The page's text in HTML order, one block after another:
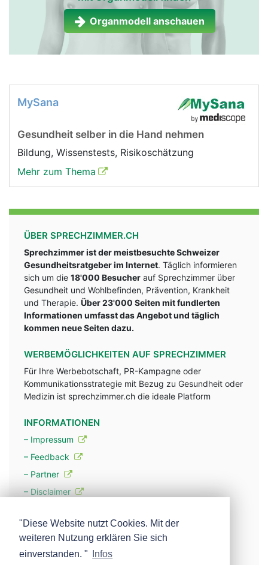
Organmodell anschauen
MySana
Gesundheit selber in die Hand nehmen
Bildung, Wissenstests, Risikoschätzung
Mehr zum Thema
ÜBER SPRECHZIMMER.CH
Sprechzimmer ist der meistbesuchte Schweizer
Gesundheitsratgeber im Internet. Täglich informieren
sich um die 18'000 Besucher auf Sprechzimmer über
Gesundheit und Wohlbefinden, Prävention, Krankheit
und Therapie. Über 23'000 Seiten mit fundlerten
Informationen umfasst das Angebot und täglich
kommen neue Seiten dazu.
WERBEMÖGLICHKEITEN AUF SPRECHZIMMER
Für Ihre Werbebotschaft, PR-Kampagne oder
Kommunikationsstrategie mit Bezug zu Gesundheit oder
Medizin ist sprechzimmer.ch die ideale Platform
INFORMATIONEN
– Impressum
– Feedback
– Partner
– Disclaimer
– Werbung
– Mehr über unsere Experten
"Diese Website nutzt Cookies. Mit der
weiteren Nutzung erklären Sie sich
einverstanden. "
Infos